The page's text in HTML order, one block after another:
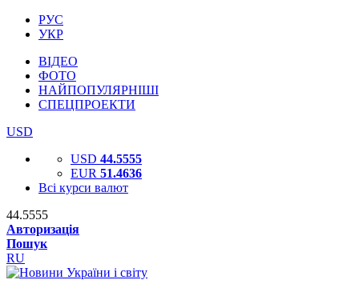
РУС
УКР
ВІДЕО
ФОТО
НАЙПОПУЛЯРНІШІ
СПЕЦПРОЕКТИ
USD
USD 44.5555
EUR 51.4636
Всі курси валют
44.5555
Авторизація
Пошук
RU